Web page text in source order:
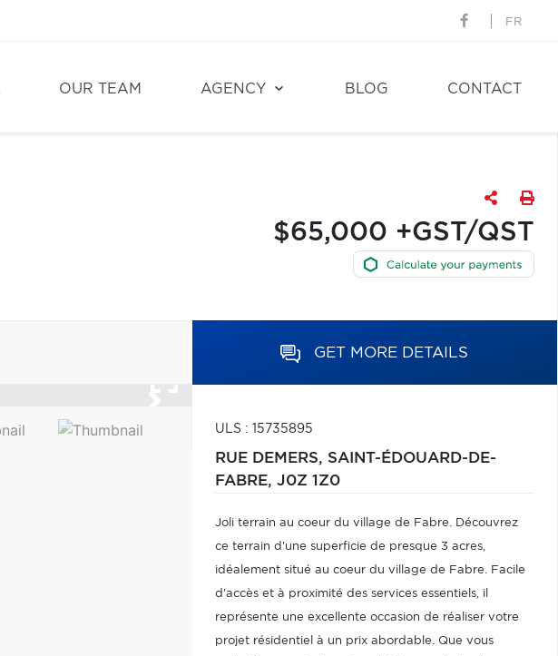
FR
OUR TEAM AGENCY BLOG CONTACT
$65,000 +GST/QST
GET MORE DETAILS
ULS : 15735895
RUE DEMERS, SAINT-ÉDOUARD-DE-
FABRE, J0Z 1Z0
Joli terrain au coeur du village de Fabre. Découvrez
ce terrain d'une superficie de presque 3 acres,
idéalement situé au coeur du village de Fabre. Facile
d'accès et à proximité des services essentiels, il
représente une excellente occasion de réaliser votre
projet résidentiel à un prix abordable. Que vous